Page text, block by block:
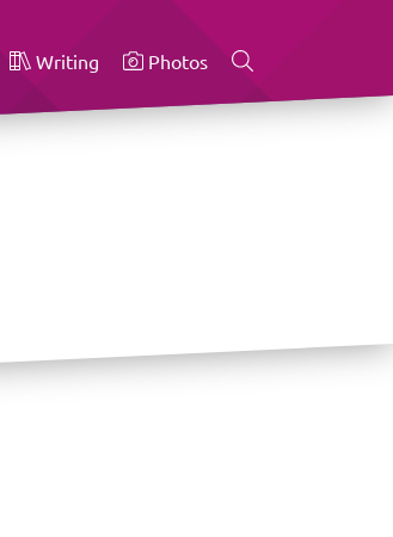
Writing Photos